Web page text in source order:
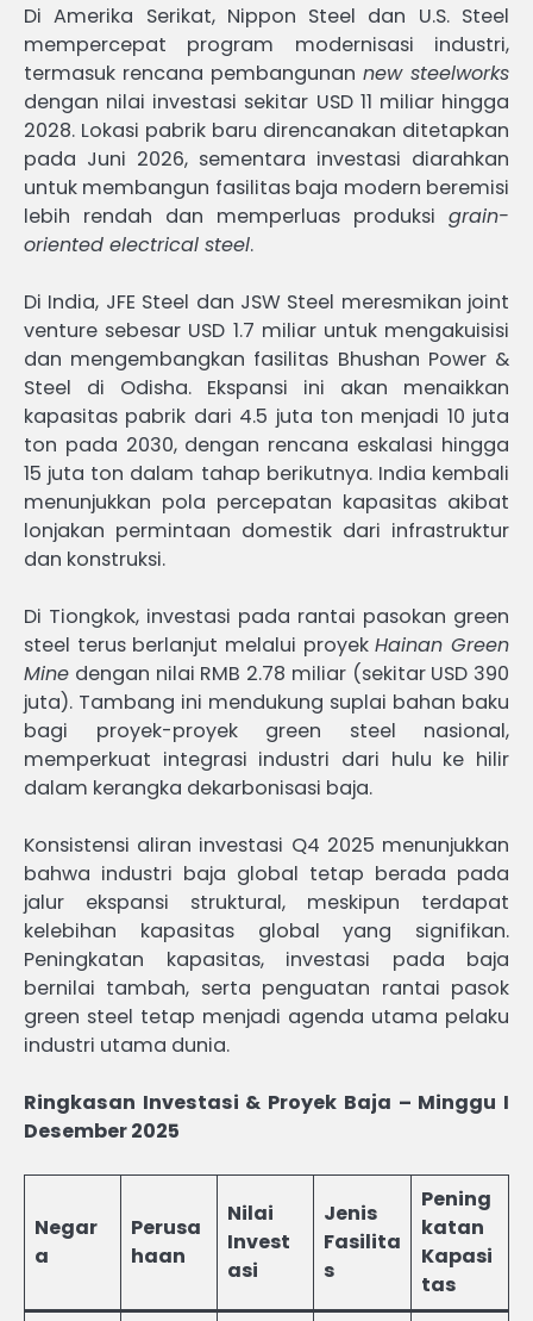
Di Amerika Serikat, Nippon Steel dan U.S. Steel
mempercepat program modernisasi industri,
termasuk rencana pembangunan new steelworks
dengan nilai investasi sekitar USD 11 miliar hingga
2028. Lokasi pabrik baru direncanakan ditetapkan
pada Juni 2026, sementara investasi diarahkan
untuk membangun fasilitas baja modern beremisi
lebih rendah dan memperluas produksi grain-
oriented electrical steel.
Di India, JFE Steel dan JSW Steel meresmikan joint
venture sebesar USD 1.7 miliar untuk mengakuisisi
dan mengembangkan fasilitas Bhushan Power &
Steel di Odisha. Ekspansi ini akan menaikkan
kapasitas pabrik dari 4.5 juta ton menjadi 10 juta
ton pada 2030, dengan rencana eskalasi hingga
15 juta ton dalam tahap berikutnya. India kembali
menunjukkan pola percepatan kapasitas akibat
lonjakan permintaan domestik dari infrastruktur
dan konstruksi.
Di Tiongkok, investasi pada rantai pasokan green
steel terus berlanjut melalui proyekHainan Green
Mine dengan nilai RMB 2.78 miliar (sekitar USD 390
juta). Tambang ini mendukung suplai bahan baku
bagi proyek-proyek green steel nasional,
memperkuat integrasi industri dari hulu ke hilir
dalam kerangka dekarbonisasi baja.
Konsistensi aliran investasi Q4 2025 menunjukkan
bahwa industri baja global tetap berada pada
jalur ekspansi struktural, meskipun terdapat
kelebihan kapasitas global yang signifikan.
Peningkatan kapasitas, investasi pada baja
bernilai tambah, serta penguatan rantai pasok
green steel tetap menjadi agenda utama pelaku
industri utama dunia.
Ringkasan Investasi & Proyek Baja – Minggu I
Desember 2025
Negar
a
Perusa
haan
Nilai
Invest
asi
Jenis
Fasilita
s
Pening
katan
Kapasi
tas